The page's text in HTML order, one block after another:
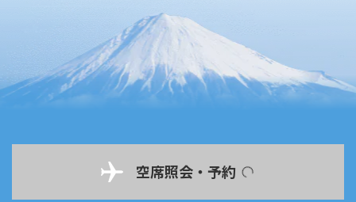
空席照会・予約